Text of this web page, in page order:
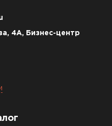
4А, Бизнес-центр